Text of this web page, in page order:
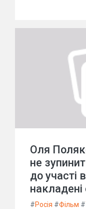
Оля
не
до участі
#Росія #Фільм #